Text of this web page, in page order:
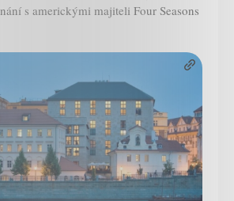
s americkými majiteli Four Seasons